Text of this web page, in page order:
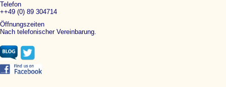
Telefon
++49 (0) 89 304714
Öffnungszeiten
Nach telefonischer Vereinbarung.